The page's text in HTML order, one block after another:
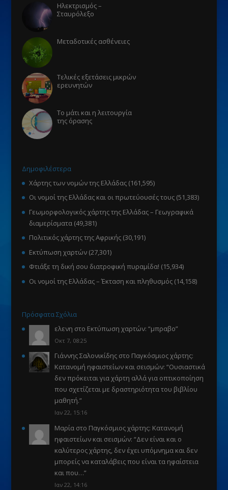
Ηλεκτρισμός –
Σταυρόλεξο
Μεταδοτικές ασθένειες
Τελικές εξετάσεις μικρών
ερευνητών
Το μάτι και η λειτουργία
της όρασης
Δημοφιλέστερα
Χάρτης των νομών της Ελλάδας (161,595)
Οι νομοί της Ελλάδας και οι πρωτεύουσές τους (51,383)
Γεωμορφολογικός χάρτης της Ελλάδας – Γεωγραφικά
διαμερίσματα (49,381)
Πολιτικός χάρτης της Αφρικής (30,191)
Εκτύπωση χαρτών (27,301)
Φτιάξε τη δική σου διατροφική πυραμίδα! (15,934)
Οι νομοί της Ελλάδας – Έκταση και πληθυσμός (14,158)
Πρόσφατα Σχόλια
ελενη στο Εκτύπωση χαρτών: “μπραβο”
Οκτ 7, 08:25
Γιάννης Σαλονικίδηςστο Παγκόσμιος χάρτης:
Κατανομή ηφαιστείων και σεισμών: “Ουσιαστικά
δεν πρόκειται για χάρτη αλλά για οπτικοποίηση
που σχετίζεται με δραστηριότητα του βιβλίου
μαθητή.”
Ιαν 22, 15:16
Μαρίαστο Παγκόσμιος χάρτης: Κατανομή
ηφαιστείων και σεισμών: “Δεν είναι και ο
καλύτερος χάρτης, δεν έχει υπόμνημα και δεν
μπορείς να καταλάβεις που είναι τα ηφαίστεια
και που…”
Ιαν 22, 14:16